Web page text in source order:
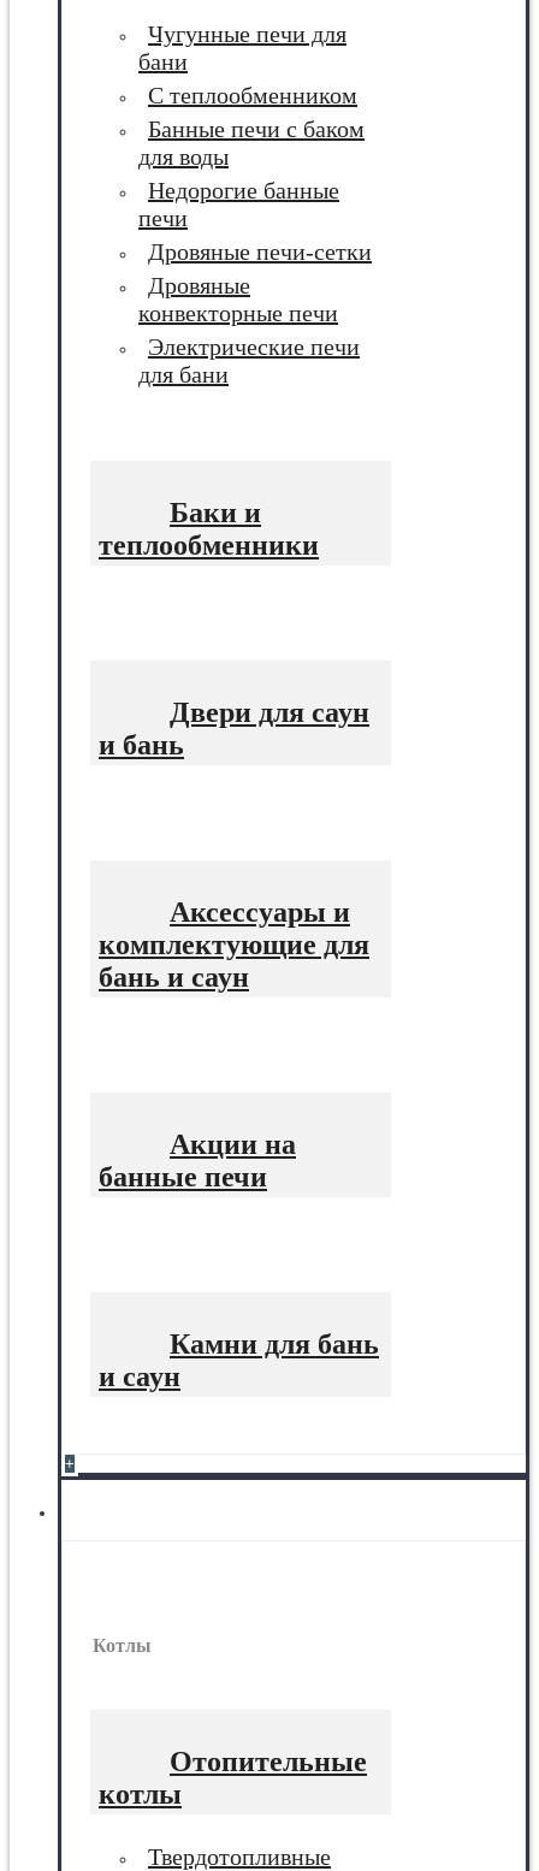
Чугунные печи для
бани
С теплообменником
Банные печи с баком
для воды
Недорогие банные
печи
Дровяные печи-сетки
Дровяные
конвекторные печи
Электрические печи
для бани
Баки и
теплообменники
Двери для саун
и бань
Аксессуары и
комплектующие для
бань и саун
Акции на
банные печи
Камни для бань
и саун
+
Котлы
Отопительные
котлы
Твердотопливные